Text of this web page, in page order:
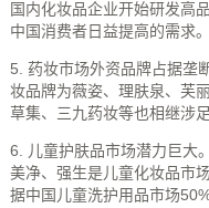
国内化妆品企业开始研发高
中国消费者日益提高的需求。
5. 药妆市场外资品牌占据垄
妆品牌为薇姿、理肤泉、芙
草集、三九药妆等也相继涉
6. 儿童护肤品市场潜力巨大
美净、强生是儿童化妆品市
据中国儿童洗护用品市场